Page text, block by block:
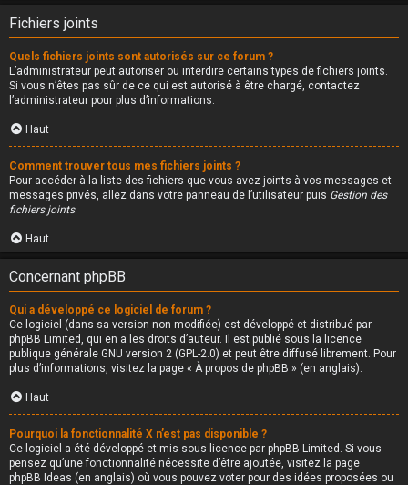
Fichiers joints
Quels fichiers joints sont autorisés sur ce forum ?
L’administrateur peut autoriser ou interdire certains types de fichiers joints.
Si vous n’êtes pas sûr de ce qui est autorisé à être chargé, contactez
l’administrateur pour plus d’informations.
Haut
Comment trouver tous mes fichiers joints ?
Pour accéder à la liste des fichiers que vous avez joints à vos messages et
messages privés, allez dans votre panneau de l’utilisateur puis Gestion des
fichiers joints.
Haut
Concernant phpBB
Qui a développé ce logiciel de forum ?
Ce logiciel (dans sa version non modifiée) est développé et distribué par
phpBB Limited, qui en a les droits d’auteur. Il est publié sous la licence
publique générale GNU version 2 (GPL-2.0) et peut être diffusé librement. Pour
plus d’informations, visitez la page « À propos de phpBB » (en anglais).
Haut
Pourquoi la fonctionnalité X n’est pas disponible ?
Ce logiciel a été développé et mis sous licence par phpBB Limited. Si vous
pensez qu’une fonctionnalité nécessite d’être ajoutée, visitez la page
phpBB Ideas (en anglais) où vous pouvez voter pour des idées proposées ou